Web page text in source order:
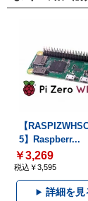
【
5】Raspberr...
￥3,269
税込￥3,595
詳細を見